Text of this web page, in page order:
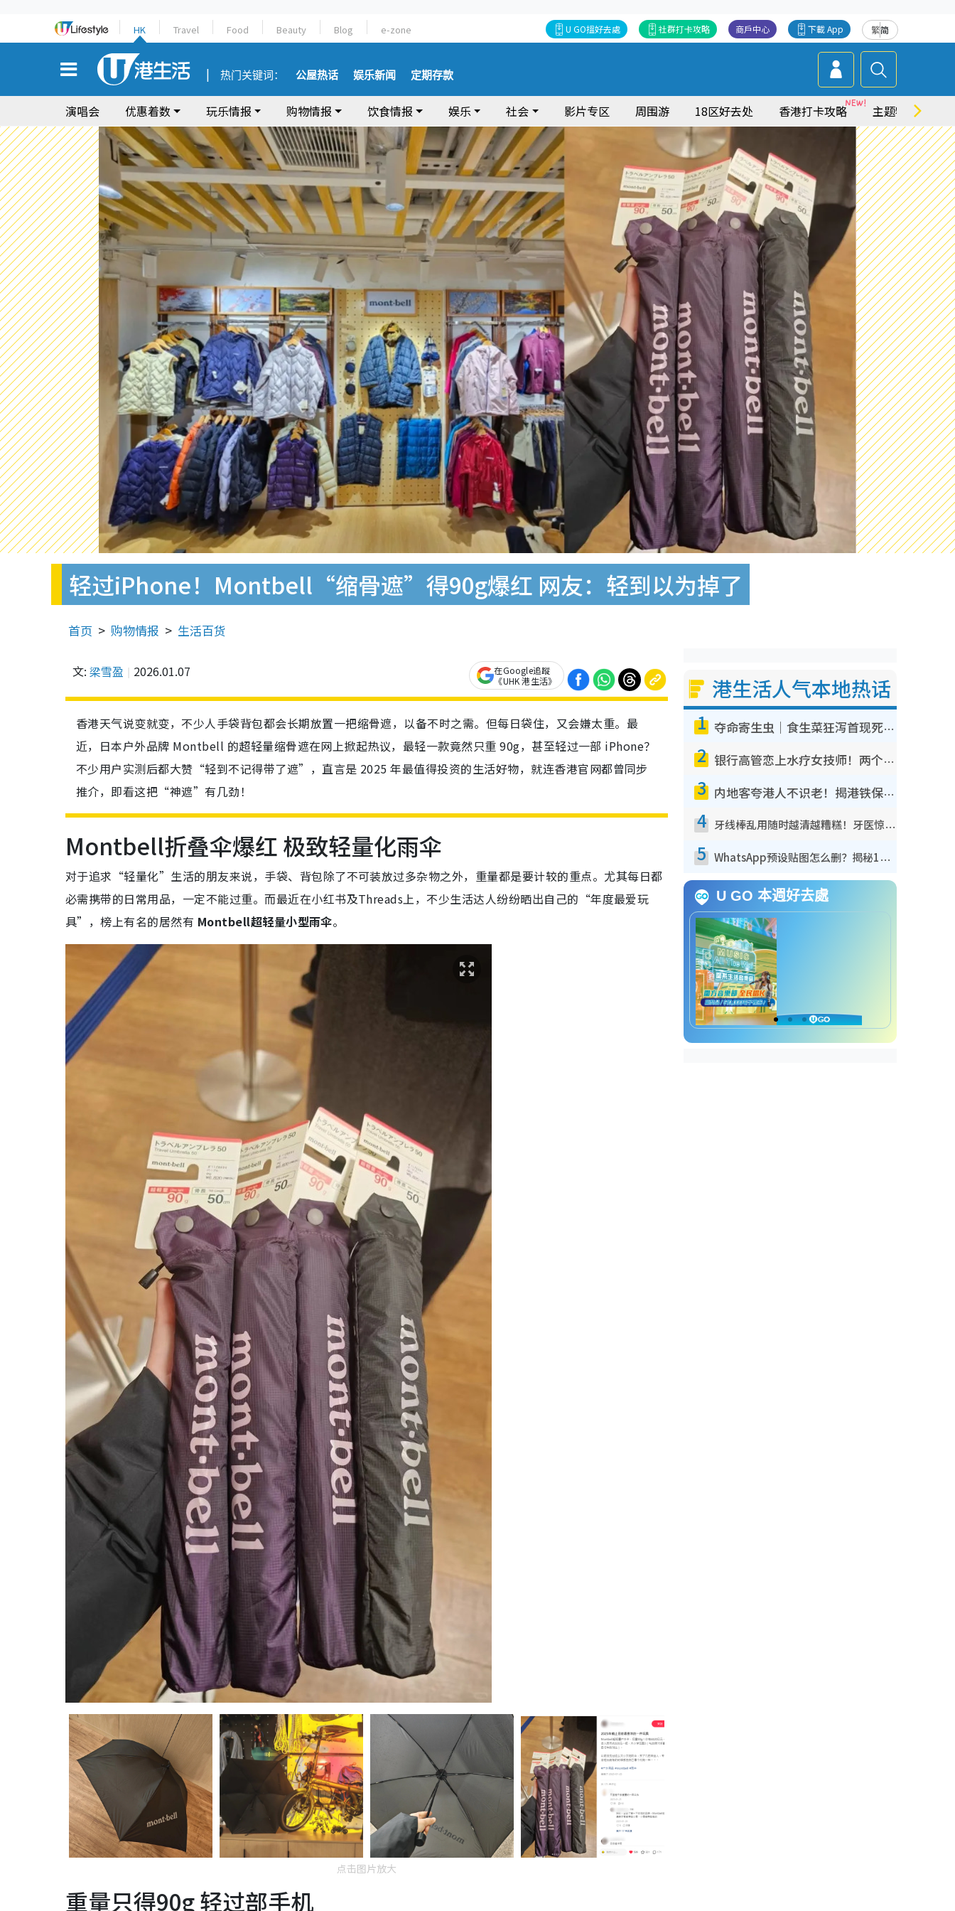
HK Travel Food Beauty Blog e-zone 繁简
下載 App
商戶中心
社群打卡攻略
U GO搵好去處
热门关键词： 公屋热话 娱乐新闻 定期存款
演唱会 优惠着数 玩乐情报 购物情报 饮食情报 娱乐 社会 影片专区 周围游 18区好去处 香港打卡攻略 主题特集
轻过iPhone！Montbell“缩骨遮”得90g爆红 网友：轻到以为掉了
首页 购物情报 生活百货
文: 梁雪盈 2026.01.07
在Google追蹤
《UHK 港生活》
香港天气说变就变，不少人手袋背包都会长期放置一把缩骨遮，以备不时之需。但每日袋住，又会嫌太重。最
近，日本户外品牌 Montbell 的超轻量缩骨遮在网上掀起热议，最轻一款竟然只重 90g，甚至轻过一部 iPhone？
不少用户实测后都大赞“轻到不记得带了遮”，直言是 2025 年最值得投资的生活好物，就连香港官网都曾同步
推介，即看这把“神遮”有几劲！
Montbell折叠伞爆红 极致轻量化雨伞
对于追求“轻量化”生活的朋友来说，手袋、背包除了不可装放过多杂物之外，重量都是要计较的重点。尤其每日都
必需携带的日常用品，一定不能过重。而最近在小红书及Threads上，不少生活达人纷纷晒出自己的“年度最爱玩
具”，榜上有名的居然有 Montbell超轻量小型雨伞。
点击图片放大
重量只得90g 轻过部手机
港生活人气本地热话
1 夺命寄生虫｜食生菜狂泻首现死者！疫潮恶化录1.8万宗病例 揭洗菜3大谬误
2 银行高管恋上水疗女技师！两个月借128万惊觉“沉船”沉落火海 揭背后疑似邪教操控卖淫
3 内地客夸港人不识老！揭港铁保鲜级冷气 港人求放过：别投诉
4 牙线棒乱用随时越清越糟糕！牙医惊揭盲目过户细菌恐致蛀牙：这种才是日常真保养
5 WhatsApp预设贴图怎么删？揭秘1招“反向操作”还原简洁界面 附3步实测教程
U GO 本週好去處